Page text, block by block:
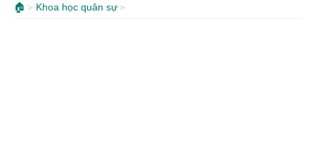
🏠 Khoa học quân sự